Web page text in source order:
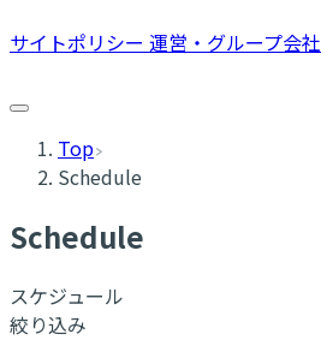
サイトポリシー 運営・グループ会社
Top
Schedule
Schedule
スケジュール
絞り込み